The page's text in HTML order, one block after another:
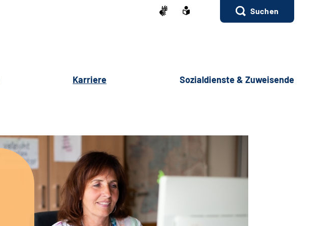
Suchen
Karriere Sozialdienste & Zuweisende